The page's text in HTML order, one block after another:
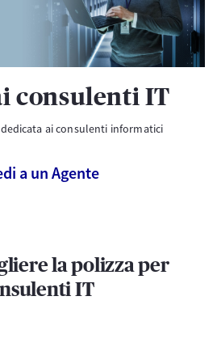
consulenti IT
ai consulenti informatici
a un Agente
la polizza per
IT